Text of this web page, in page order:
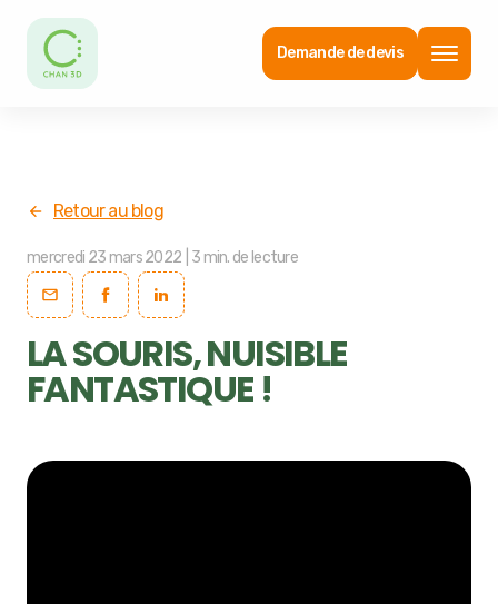
Demande de devis
Retour au blog
mercredi 23 mars 2022 3 min. de lecture
LA SOURIS, NUISIBLE
FANTASTIQUE !